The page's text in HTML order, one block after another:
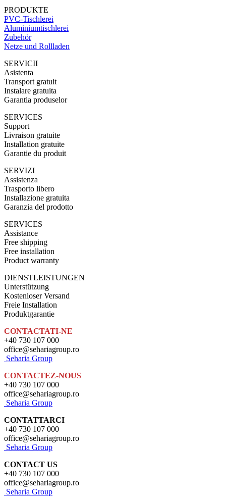
PRODUKTE
PVC-Tischlerei
Aluminiumtischlerei
Zubehör
Netze und Rollladen
SERVICII
Asistenta
Transport gratuit
Instalare gratuita
Garantia produselor
SERVICES
Support
Livraison gratuite
Installation gratuite
Garantie du produit
SERVIZI
Assistenza
Trasporto libero
Installazione gratuita
Garanzia del prodotto
SERVICES
Assistance
Free shipping
Free installation
Product warranty
DIENSTLEISTUNGEN
Unterstützung
Kostenloser Versand
Freie Installation
Produktgarantie
CONTACTATI-NE
+40 730 107 000
office@sehariagroup.ro
Seharia Group
CONTACTEZ-NOUS
+40 730 107 000
office@sehariagroup.ro
Seharia Group
CONTATTARCI
+40 730 107 000
office@sehariagroup.ro
Seharia Group
CONTACT US
+40 730 107 000
office@sehariagroup.ro
Seharia Group